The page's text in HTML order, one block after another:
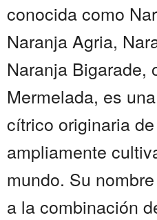
conocida como
Naranja Agria,
Naranja Bigarade,
Mermelada, es
cítrico originaria
ampliamente
mundo. Su
a la combinación